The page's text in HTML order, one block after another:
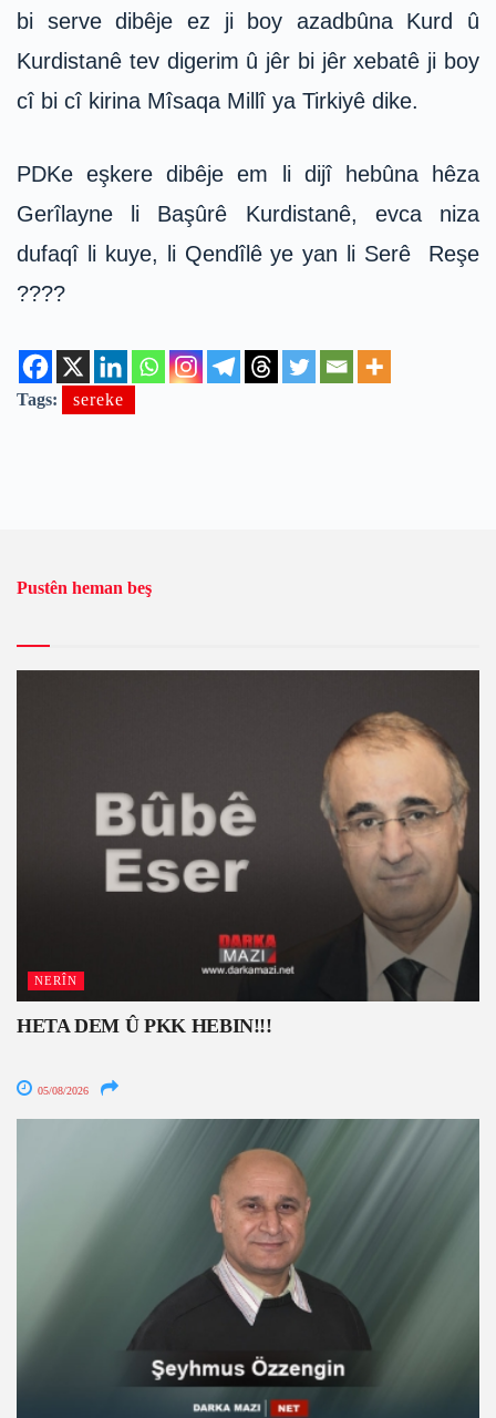
bi serve dibêje ez ji boy azadbûna Kurd û
Kurdistanê tev digerim û jêr bi jêr xebatê ji boy
cî bi cî kirina Mîsaqa Millî ya Tirkiyê dike.
PDKe eşkere dibêje em li dijî hebûna hêza
Gerîlayne li Başûrê Kurdistanê, evca niza
dufaqî li kuye, li Qendîlê ye yan li Serê Reşe
????
Tags: sereke
Pustên heman beş
NERÎN
HETA DEM Û PKK HEBIN!!!
05/08/2026